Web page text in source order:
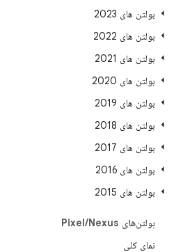
بولتن های 2023
بولتن های 2022
بولتن های 2021
بولتن های 2020
بولتن های 2019
بولتن های 2018
بولتن های 2017
بولتن های 2016
بولتن های 2015
بولتن‌های Pixel /Nexus
نمای کلی